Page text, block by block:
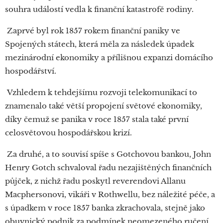
souhra událostí vedla k finanční katastrofě rodiny.
Zaprvé byl rok 1857 rokem finanční paniky ve
Spojených státech, která měla za následek úpadek
mezinárodní ekonomiky a přílišnou expanzi domácího
hospodářství.
Vzhledem k tehdejšímu rozvoji telekomunikací to
znamenalo také větší propojení světové ekonomiky,
díky čemuž se panika v roce 1857 stala také první
celosvětovou hospodářskou krizí.
Za druhé, a to souvisí spíše s Gotchovou bankou, John
Henry Gotch schvaloval řadu nezajištěných finančních
půjček, z nichž řadu poskytl reverendovi Allanu
Macphersonovi, vikáři v Rothwellu, bez náležité péče, a
s úpadkem v roce 1857 banka zkrachovala, stejně jako
obuvnický podnik za podmínek neomezeného ručení.